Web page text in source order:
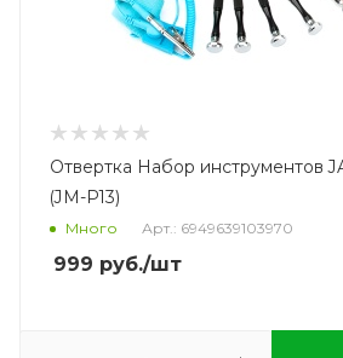
Отвертка Набор инструментов
(JM-P13)
Много Арт.: 6949639103970
999 руб./шт